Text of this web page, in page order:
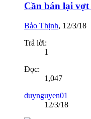
Cần bán lại vợt
Bảo Thịnh, 12/3/18
Trả lời:
1
Đọc:
1,047
duynguyen01
12/3/18